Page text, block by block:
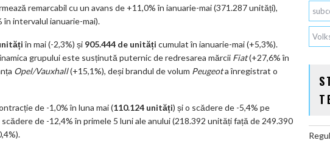
remarcabil cu un avans de +11,0% în ianuarie-mai (371.287 unități),
în intervalul ianuarie-mai).
în mai (-2,3%) și 905.444 de unități cumulat în ianuarie-mai (+5,3%).
grupului este susținută puternic de redresarea mărcii Fiat(+27,6% în
Opel/Vauxhall(+15,1%), deși brandul de volum Peugeota înregistrat o
de -1,0% în luna mai (110.124 unități) și o scădere de -5,4% pe
de -12,4% în primele 5 luni ale anului (218.392 unități față de 249.390